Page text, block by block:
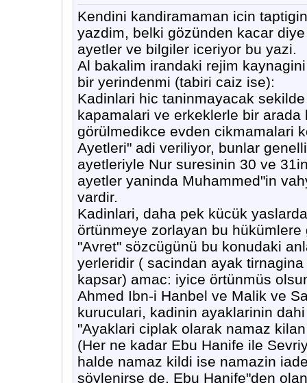
Kendini kandiramaman icin
yazdim, belki gözünden kacar
ayetler ve bilgiler iceriyor bu yazi.
Al bakalim irandaki rejim
bir yerindenmi (tabiri caiz ise):
Kadinlari hic taninmayacak
kapamalari ve erkeklerle bir
görülmedikce evden cikmamalari
Ayetleri" adi veriliyor, bunlar
ayetleriyle Nur suresinin 30 ve
ayetler yaninda Muhammed"in
vardir.
Kadinlari, daha pek kücük
örtünmeye zorlayan bu
"Avret" sözcügünü bu konudaki
yerleridir ( sacindan ayak
kapsar) amac: iyice örtünmüs
Ahmed Ibn-i Hanbel ve Malik ve
kuruculari, kadinin ayaklarinin
"Ayaklari ciplak olarak namaz
(Her ne kadar Ebu Hanife ile
halde namaz kildi ise namazin
söylenirse de, Ebu Hanife"den